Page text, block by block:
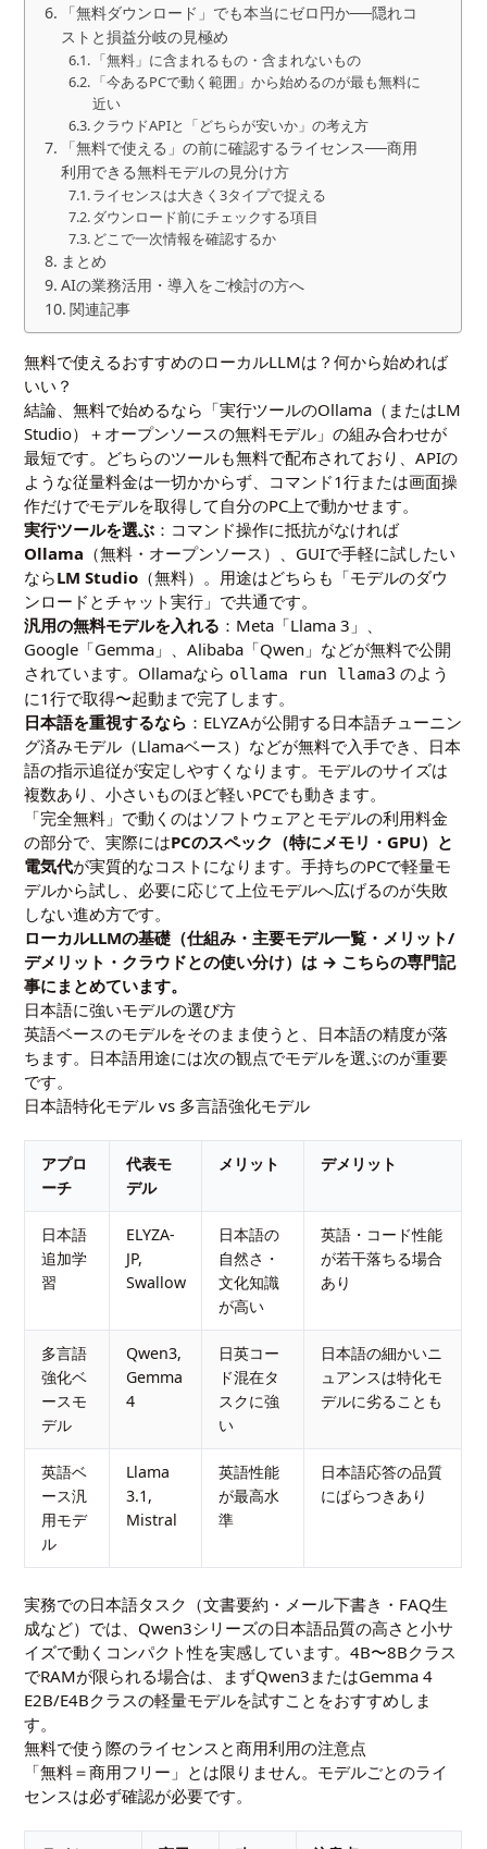
「無料ダウンロード」でも本当にゼロ円か──隠れコ
ストと損益分岐の見極め
「無料」に含まれるもの・含まれないもの
「今あるPCで動く範囲」から始めるのが最も無料に
近い
クラウドAPIと「どちらが安いか」の考え方
「無料で使える」の前に確認するライセンス──商用
利用できる無料モデルの見分け方
ライセンスは大きく3タイプで捉える
ダウンロード前にチェックする項目
どこで一次情報を確認するか
まとめ
AIの業務活用・導入をご検討の方へ
関連記事
無料で使えるおすすめのローカルLLMは？何から始めれば
いい？
結論、無料で始めるなら「実行ツールのOllama（またはLM
Studio）＋オープンソースの無料モデル」の組み合わせが
最短です。どちらのツールも無料で配布されており、APIの
ような従量料金は一切かからず、コマンド1行または画面操
作だけでモデルを取得して自分のPC上で動かせます。
実行ツールを選ぶ ：コマンド操作に抵抗がなければ
Ollama （無料・オープンソース）、GUIで手軽に試したい
ならLM Studio （無料）。用途はどちらも「モデルのダウ
ンロードとチャット実行」で共通です。
汎用の無料モデルを入れる ：Meta「Llama 3」、
Google「Gemma」、Alibaba「Qwen」などが無料で公開
されています。Ollamaなら ollama run llama3 のよう
に1行で取得〜起動まで完了します。
日本語を重視するなら ：ELYZAが公開する日本語チューニン
グ済みモデル（Llamaベース）などが無料で入手でき、日本
語の指示追従が安定しやすくなります。モデルのサイズは
複数あり、小さいものほど軽いPCでも動きます。
「完全無料」で動くのはソフトウェアとモデルの利用料金
の部分で、実際にはPCのスペック（特にメモリ・GPU）と
電気代が実質的なコストになります。手持ちのPCで軽量モ
デルから試し、必要に応じて上位モデルへ広げるのが失敗
しない進め方です。
ローカルLLMの基礎（仕組み・主要モデル一覧・メリット/
デメリット・クラウドとの使い分け）は → こちらの専門記
事にまとめています。
日本語に強いモデルの選び方
英語ベースのモデルをそのまま使うと、日本語の精度が落
ちます。日本語用途には次の観点でモデルを選ぶのが重要
です。
日本語特化モデル vs 多言語強化モデル
アプロ
ーチ
代表モ
デル
メリット デメリット
日本語
追加学
習
ELYZA-
JP,
Swallow
日本語の
自然さ・
文化知識
が高い
英語・コード性能
が若干落ちる場合
あり
多言語
強化ベ
ースモ
デル
Qwen3,
Gemma
4
日英コー
ド混在タ
スクに強
い
日本語の細かいニ
ュアンスは特化モ
デルに劣ることも
英語ベ
ース汎
用モデ
ル
Llama
3.1,
Mistral
英語性能
が最高水
準
日本語応答の品質
にばらつきあり
実務での日本語タスク（文書要約・メール下書き・FAQ生
成など）では、Qwen3シリーズの日本語品質の高さと小サ
イズで動くコンパクト性を実感しています。4B〜8Bクラス
でRAMが限られる場合は、まずQwen3またはGemma 4
E2B/E4Bクラスの軽量モデルを試すことをおすすめしま
す。
無料で使う際のライセンスと商用利用の注意点
「無料＝商用フリー」とは限りません。モデルごとのライ
センスは必ず確認が必要です。